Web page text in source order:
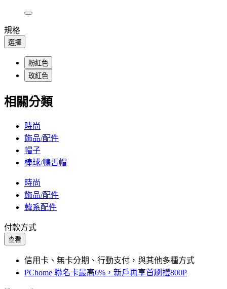
規格
選擇
粉紅色
玫紅色
相關分類
時尚
飾品/配件
帽子
棒球/鴨舌帽
時尚
飾品/配件
韓系配件
付款方式
查看
信用卡、無卡分期、行動支付，與其他多種方式
PChome 聯名卡最高6%，新戶再享首刷禮800P